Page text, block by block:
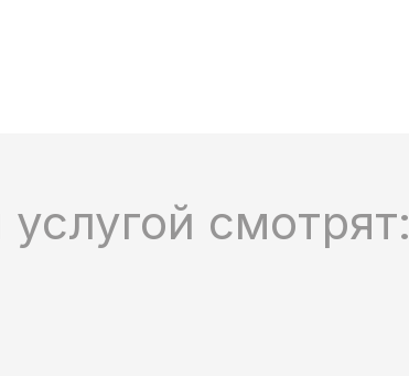
смотрят: